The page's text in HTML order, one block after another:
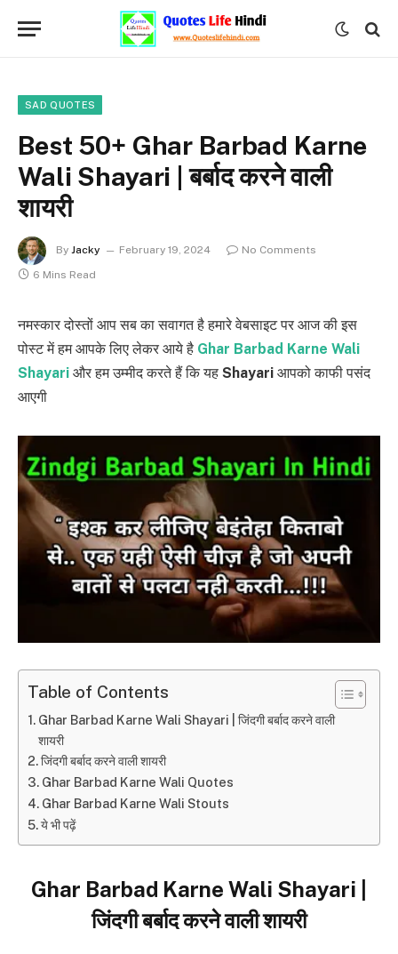
SAD QUOTES
Best 50+ Ghar Barbad Karne
Wali Shayari | बर्बाद करने वाली
शायरी
By Jacky February 19, 2024
No Comments
6 Mins Read
नमस्कार दोस्तों आप सब का सवागत है हमारे वेबसाइट पर आज की इस
पोस्ट में हम आपके लिए लेकर आये है Ghar Barbad Karne Wali
Shayari और हम उम्मीद करते हैं कि यह Shayari आपको काफी पसंद
आएगी
Table of Contents
Ghar Barbad Karne Wali Shayari | जिंदगी बर्बाद करने वाली
शायरी
जिंदगी बर्बाद करने वाली शायरी
Ghar Barbad Karne Wali Quotes
Ghar Barbad Karne Wali Stouts
ये भी पढ़ें
Ghar Barbad Karne Wali Shayari |
जिंदगी बर्बाद करने वाली शायरी